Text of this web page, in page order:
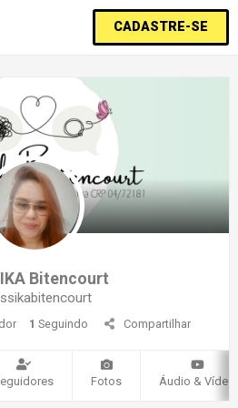
CADASTRE-SE
Bitencourt
1 Seguindo Compartilhar
Fotos Áudio & Vídeo